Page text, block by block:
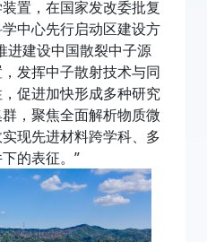
置，在国家发改委批复
中心先行启动区建设方
进建设中国散裂中子源
发挥中子散射技术与同
促进加快形成多种研究
，聚焦全面解析物质微
现先进材料跨学科、多
的表征。”